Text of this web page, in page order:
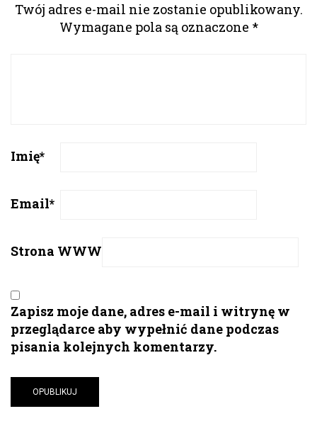
Twój adres e-mail nie zostanie opublikowany.
Wymagane pola są oznaczone *
Imię*
Email*
Strona WWW
Zapisz moje dane, adres e-mail i witrynę w
przeglądarce aby wypełnić dane podczas
pisania kolejnych komentarzy.